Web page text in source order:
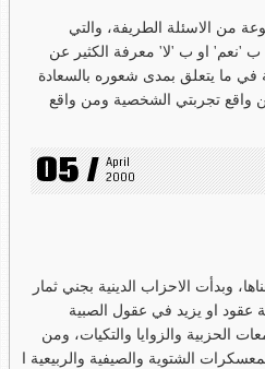
من الاسئلة الطريفة، والتي
ب 'نعم' او ب 'لا' معرفة الكثير عن
ما يتعلق بمدى شعوره بالسعادة
واقع تجربتي الشخصية ومن واقع
05 / April
2000
وبدأت الاحزاب الدينية بجني ثمار
عقود او يزيد في عقول الصبية
الحزبية والزوايا والتكيات، ومن
الشتوية والصيفية والربيعية ا